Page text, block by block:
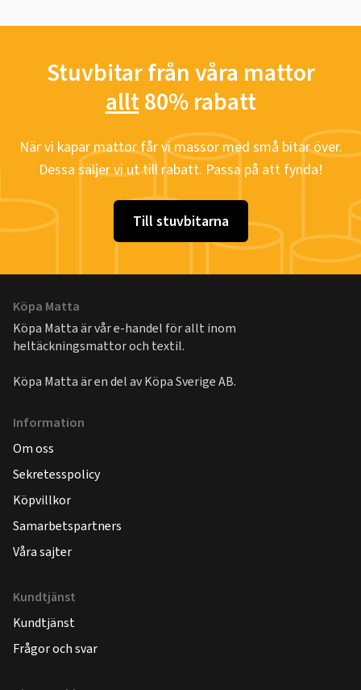
Stuvbitar från våra mattor
allt80% rabatt
När vi kapar mattor får vi massor med små bitar över.
Dessa säljer vi ut till rabatt. Passa på att fynda!
Till stuvbitarna
Köpa Matta
Köpa Matta är vår e-handel för allt inom
heltäckningsmattor och textil.
Köpa Matta är en del avKöpa Sverige AB.
Information
Om oss
Sekretesspolicy
Köpvillkor
Samarbetspartners
Våra sajter
Kundtjänst
Kundtjänst
Frågor och svar